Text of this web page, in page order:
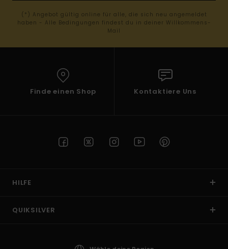
(*) Angebot gültig online für alle, die sich neu angemeldet
haben - Alle Bedingungen findest du in deiner Willkommens-
Mail
Finde einen Shop Kontaktiere Uns
HILFE
QUIKSILVER